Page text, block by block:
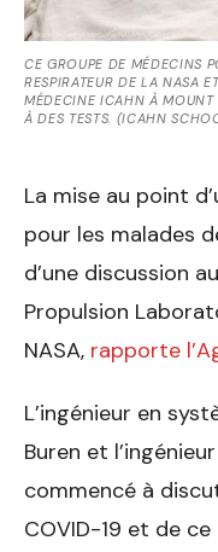
CE GROUPE DE MÉDECINS
RESPIRATEUR DE LA NASA
MÉDECINE ICAHN À MOUNT
À DES TESTS. (ICAHN
La mise au point
pour les malades
d’une discussion
Propulsion
NASA, rapporte
L’ingénieur en
Buren et
commencé à
COVID-19 et de